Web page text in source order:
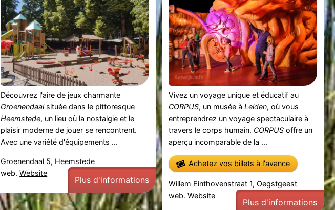
Découvrez l'aire de jeux charmante
Groenendaalsituée dans le pittoresque
Heemstede, un lieu où la nostalgie et le
plaisir moderne de jouer se rencontrent.
Avec une variété d'équipements ...
Groenendaal 5, Heemstede
web.Website
Plus d'informations
Vivez un voyage unique et éducatif au
CORPUS, un musée àLeiden, où vous
entreprendrez un voyage spectaculaire à
travers le corps humain. CORPUS offre un
aperçu incomparable de la ...
Achetez vos billets à l'avance
Willem Einthovenstraat 1, Oegstgeest
web.Website
Plus d'informations